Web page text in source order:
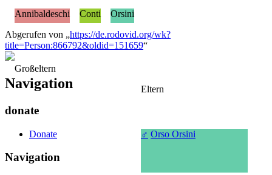
Großeltern
Eltern
♂ Orso Orsini
Annibaldeschi Conti
Orsini
Abgerufen von „https://de.rodovid.org/wk?
title=Person:866792&oldid=151659“
Navigation
donate
Donate
Navigation